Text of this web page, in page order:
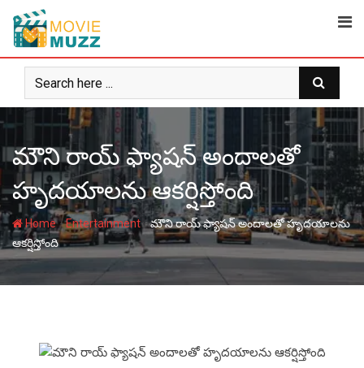
content
మౌని రాయ్ ఫ్యాషన్ అందాలతో
హృదయాలను ఆకర్షిస్తోంది
Home-Entertainment-మౌని రాయ్ ఫ్యాషన్ అందాలతో హృదయాలను
ఆకర్షిస్తోంది